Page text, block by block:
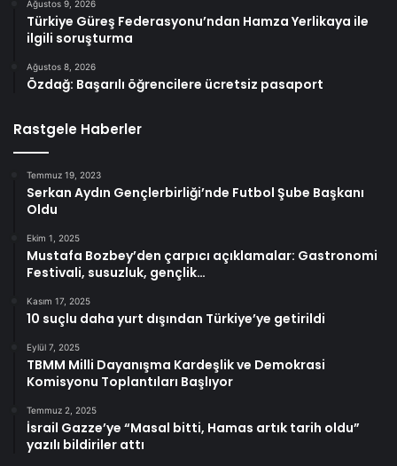
Ağustos 9, 2026
Türkiye Güreş Federasyonu’ndan Hamza Yerlikaya ile
ilgili soruşturma
Ağustos 8, 2026
Özdağ: Başarılı öğrencilere ücretsiz pasaport
Rastgele Haberler
Temmuz 19, 2023
Serkan Aydın Gençlerbirliği’nde Futbol Şube Başkanı
Oldu
Ekim 1, 2025
Mustafa Bozbey’den çarpıcı açıklamalar: Gastronomi
Festivali, susuzluk, gençlik…
Kasım 17, 2025
10 suçlu daha yurt dışından Türkiye’ye getirildi
Eylül 7, 2025
TBMM Milli Dayanışma Kardeşlik ve Demokrasi
Komisyonu Toplantıları Başlıyor
Temmuz 2, 2025
İsrail Gazze’ye “Masal bitti, Hamas artık tarih oldu”
yazılı bildiriler attı